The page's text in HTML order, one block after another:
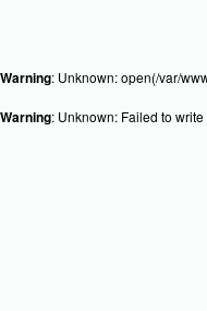
Warning: Unknown: open(/var/
Warning: Unknown: Failed to